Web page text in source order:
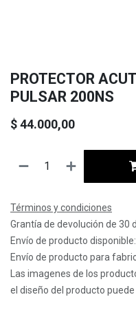
PROTECTOR
PULSAR 200NS
$44.000,00
Términos y condiciones
Grantía de devolución de 30
Envío de producto
Envío de producto para
Las imagenes de los
el diseño del producto puede